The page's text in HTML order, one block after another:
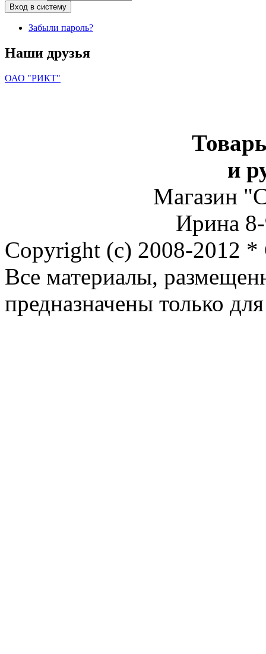
Забыли пароль?
Наши друзья
ОАО "РИКТ"
и
Магазин
Ирина
Copyright (c) 2008-2012
Все материалы,
предназначены только